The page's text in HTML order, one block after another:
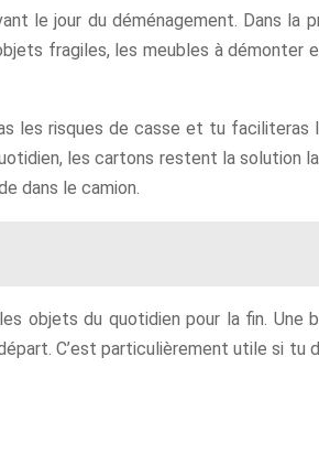
le jour du déménagement. Dans la
fragiles, les meubles à démonter
les risques de casse et tu faciliteras
les cartons restent la solution
dans le camion.
objets du quotidien pour la fin. Une
C’est particulièrement utile si tu